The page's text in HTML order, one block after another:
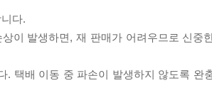
다.
이 발생하면, 재 판매가 어려우므로 신중
. 택배 이동 중 파손이 발생하지 않도록 완